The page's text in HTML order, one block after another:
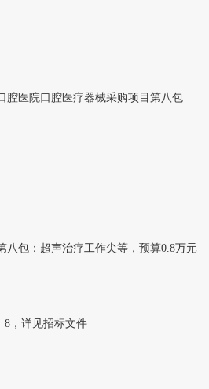
医院口腔医疗器械采购项目第八包
包：超声治疗工作尖等，预算0.8万元
，详见招标文件